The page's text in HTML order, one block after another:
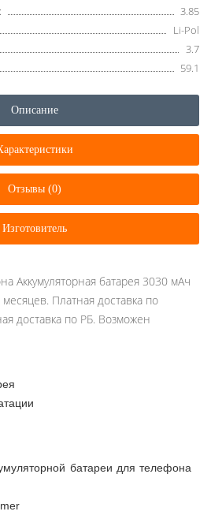
3.85
Li-Pol
3.7
59.1
Описание
Отзывы (0)
Изготовитель
Аккумуляторная батарея 3030 мАч
Платная доставка по
доставка по РБ. Возможен
батареи для телефона